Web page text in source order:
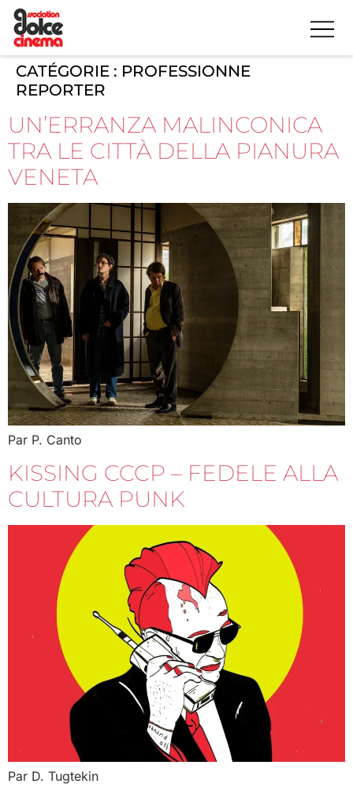
CATÉGORIE : PROFESSIONNE
REPORTER
UN’ERRANZA MALINCONICA
TRA LE CITTÀ DELLA PIANURA
VENETA
Par P. Canto
KISSING CCCP – FEDELE ALLA
CULTURA PUNK
Par D. Tugtekin